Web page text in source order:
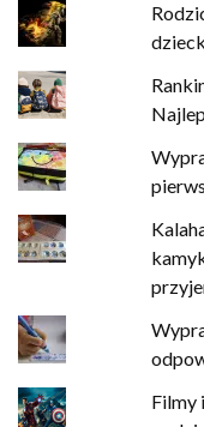
Filmy